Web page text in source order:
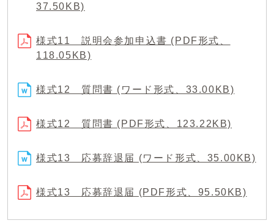
37.50KB)
様式11 説明会参加申込書 (PDF形式、
118.05KB)
様式12 質問書 (ワード形式、33.00KB)
様式12 質問書 (PDF形式、123.22KB)
様式13 応募辞退届 (ワード形式、35.00KB)
様式13 応募辞退届 (PDF形式、95.50KB)